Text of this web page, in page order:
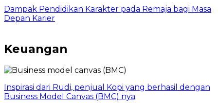
Dampak Pendidikan Karakter pada Remaja bagi Masa
Depan Karier
Keuangan
Inspirasi dari Rudi, penjual Kopi yang berhasil dengan
Business Model Canvas (BMC) nya